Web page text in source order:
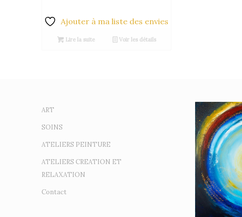
Ajouter à ma liste des envies
Lire la suite Voir les détails
ART
SOINS
ATELIERS PEINTURE
ATELIERS CREATION ET
RELAXATION
Contact